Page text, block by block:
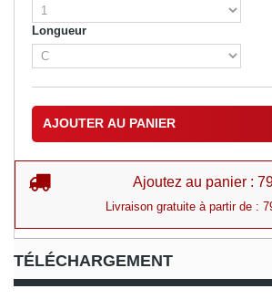
Longueur
AJOUTER AU PANIER
Ajoutez au panier :
Livraison gratuite à partir de :
TÉLÉCHARGEMENT